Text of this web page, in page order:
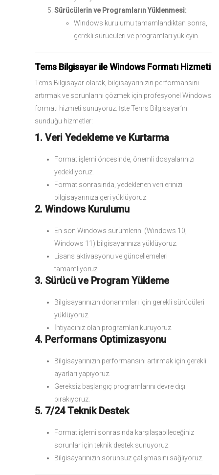
Sürücülerin ve Programların Yüklenmesi:
Windows kurulumu tamamlandıktan sonra,
gerekli sürücüleri ve programları yükleyin.
Tems Bilgisayar ile Windows Formatı Hizmeti
Tems Bilgisayar olarak, bilgisayarınızın performansını
artırmak ve sorunlarını çözmek için profesyonel Windows
formatı hizmeti sunuyoruz. İşte Tems Bilgisayar’ın
sunduğu hizmetler:
1. Veri Yedekleme ve Kurtarma
Format işlemi öncesinde, önemli dosyalarınızı
yedekliyoruz.
Format sonrasında, yedeklenen verilerinizi
bilgisayarınıza geri yüklüyoruz.
2. Windows Kurulumu
En son Windows sürümlerini (Windows 10,
Windows 11) bilgisayarınıza yüklüyoruz.
Lisans aktivasyonu ve güncellemeleri
tamamlıyoruz.
3. Sürücü ve Program Yükleme
Bilgisayarınızın donanımları için gerekli sürücüleri
yüklüyoruz.
İhtiyacınız olan programları kuruyoruz.
4. Performans Optimizasyonu
Bilgisayarınızın performansını artırmak için gerekli
ayarları yapıyoruz.
Gereksiz başlangıç programlarını devre dışı
bırakıyoruz.
5. 7/24 Teknik Destek
Format işlemi sonrasında karşılaşabileceğiniz
sorunlar için teknik destek sunuyoruz.
Bilgisayarınızın sorunsuz çalışmasını sağlıyoruz.